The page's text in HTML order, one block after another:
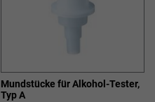
Mundstücke für Alkohol-Tester,
Typ A